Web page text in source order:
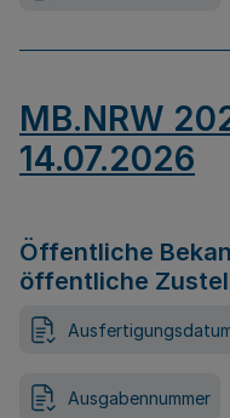
MB.NRW
14.07.2026
Öffentliche
öffentliche
Ausgabennummer